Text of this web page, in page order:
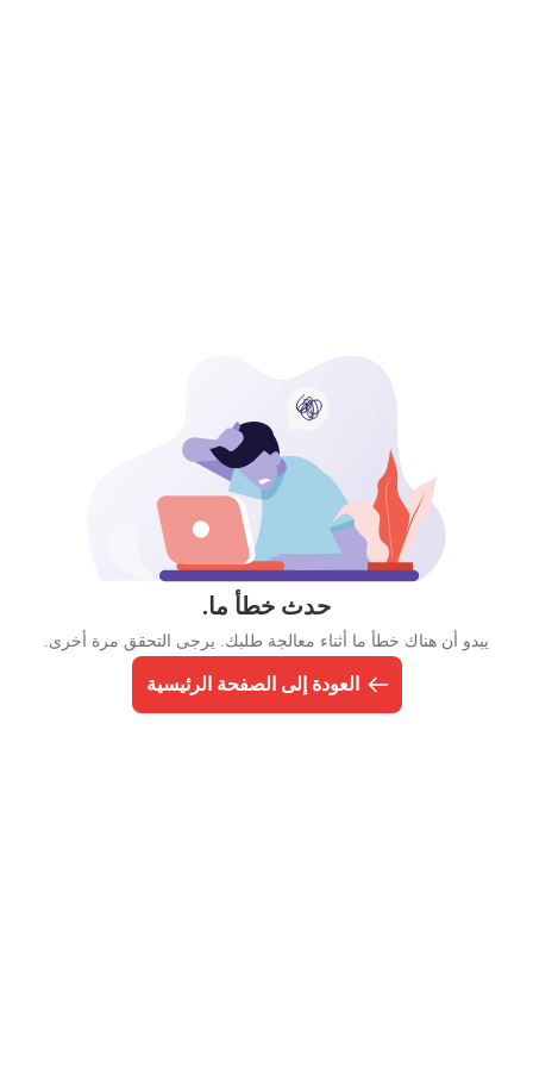
حدث خطأ ما.
يبدو أن هناك خطأ ما أثناء معالجة طلبك. يرجى التحقق مرة أخرى.
العودة إلى الصفحة الرئيسية